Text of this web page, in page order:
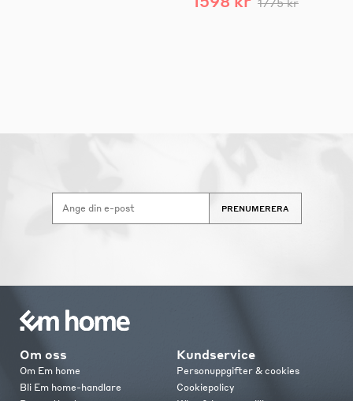
PRENUMERERA
Om oss
Om Em home
Bli Em home-handlare
Kundservice
Personuppgifter & cookies
Cookiepolicy